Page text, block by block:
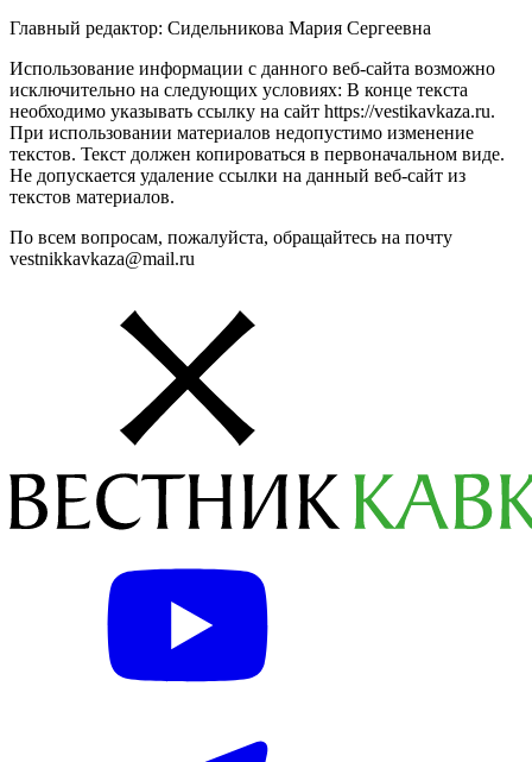
Главный редактор: Сидельникова Мария Сергеевна
Использование информации с данного веб-сайта возможно
исключительно на следующих условиях: В конце текста
необходимо указывать ссылку на сайт https://vestikavkaza.ru.
При использовании материалов недопустимо изменение
текстов. Текст должен копироваться в первоначальном виде.
Не допускается удаление ссылки на данный веб-сайт из
текстов материалов.
По всем вопросам, пожалуйста, обращайтесь на почту
vestnikkavkaza@mail.ru